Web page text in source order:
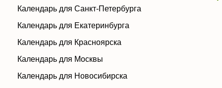
Календарь для Санкт-Петербурга
Календарь для Екатеринбурга
Календарь для Красноярска
Календарь для Москвы
Календарь для Новосибирска